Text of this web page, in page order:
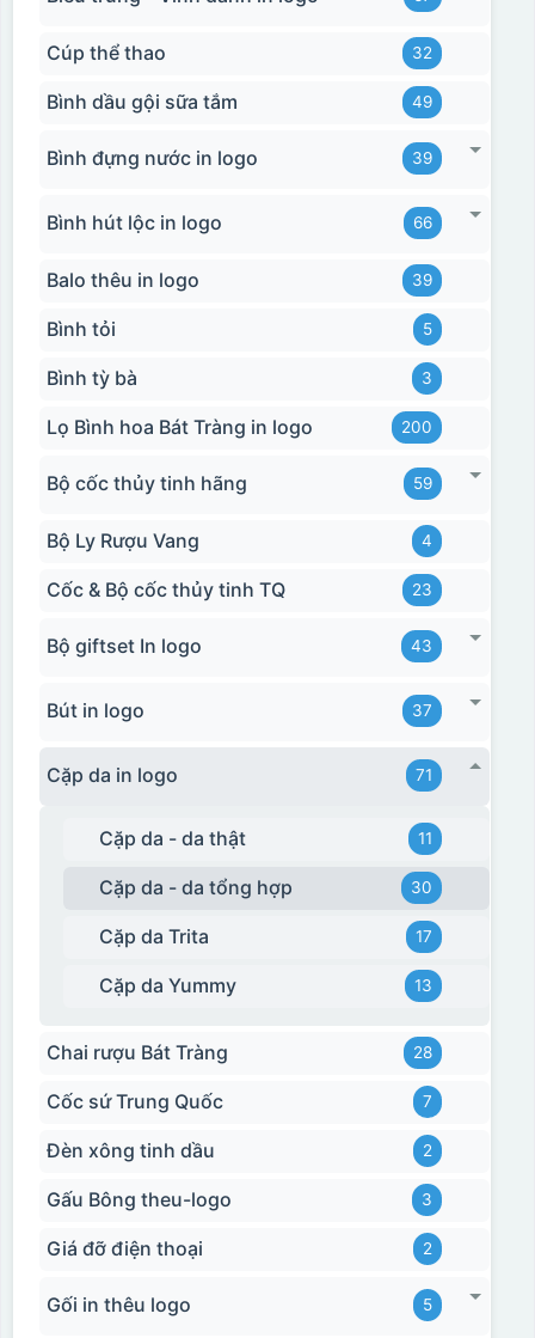
Cúp thể thao 32
Bình dầu gội sữa tắm 49
Bình đựng nước in logo 39
Bình hút lộc in logo 66
Balo thêu in logo 39
Bình tỏi 5
Bình tỳ bà 3
Lọ Bình hoa Bát Tràng in logo 200
Bộ cốc thủy tinh hãng 59
Bộ Ly Rượu Vang 4
Cốc & Bộ cốc thủy tinh TQ 23
Bộ giftset In logo 43
Bút in logo 37
Cặp da in logo 71
Cặp da - da thật 11
Cặp da - da tổng hợp 30
Cặp da Trita 17
Cặp da Yummy 13
Chai rượu Bát Tràng 28
Cốc sứ Trung Quốc 7
Đèn xông tinh dầu 2
Gấu Bông theu-logo 3
Giá đỡ điện thoại 2
Gối in thêu logo 5